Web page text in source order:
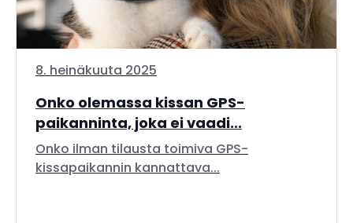
8. heinäkuuta 2025
Onko olemassa kissan GPS-
paikanninta, joka ei vaadi...
Onko ilman tilausta toimiva GPS-
kissapaikannin kannattava...